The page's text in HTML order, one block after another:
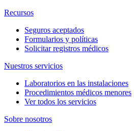
Recursos
Seguros aceptados
Formularios y políticas
Solicitar registros médicos
Nuestros servicios
Laboratorios en las instalaciones
Procedimientos médicos menores
Ver todos los servicios
Sobre nosotros